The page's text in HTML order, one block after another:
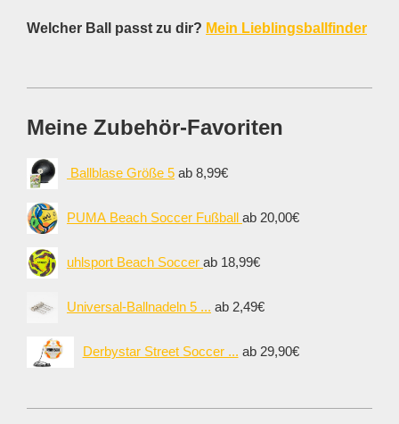
Welcher Ball passt zu dir? Mein Lieblingsballfinder
Meine Zubehör-Favoriten
Ballblase Größe 5 ab 8,99€
PUMA Beach Soccer Fußball ab 20,00€
uhlsport Beach Soccer ab 18,99€
Universal-Ballnadeln 5 ... ab 2,49€
Derbystar Street Soccer ... ab 29,90€